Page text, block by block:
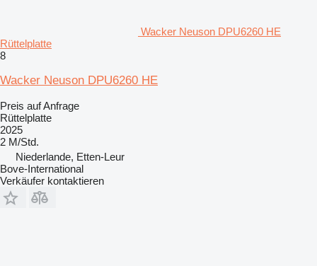
Wacker Neuson DPU6260 HE
Rüttelplatte
8
Wacker Neuson DPU6260 HE
Preis auf Anfrage
Rüttelplatte
2025
2 M/Std.
Niederlande, Etten-Leur
Bove-International
Verkäufer kontaktieren